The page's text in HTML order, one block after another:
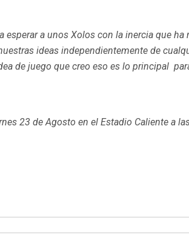
a unos Xolos con la inercia que
ideas independientemente de
de juego que creo eso es lo principal
23 de Agosto en el Estadio Caliente a